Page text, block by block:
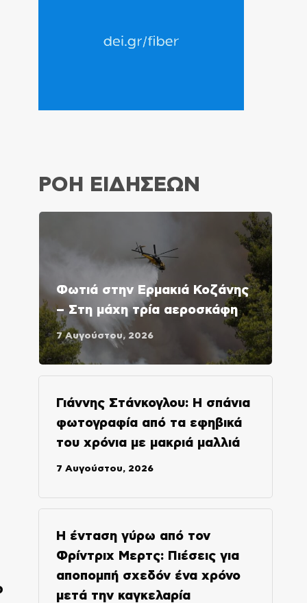
ΡΟΗ ΕΙΔΗΣΕΩΝ
Φωτιά στην Ερμακιά Κοζάνης
– Στη μάχη τρία αεροσκάφη
7 Αυγούστου, 2026
Γιάννης Στάνκογλου: Η σπάνια
φωτογραφία από τα εφηβικά
του χρόνια με μακριά μαλλιά
7 Αυγούστου, 2026
Η ένταση γύρω από τον
Φρίντριχ Μερτς: Πιέσεις για
αποπομπή σχεδόν ένα χρόνο
μετά την καγκελαρία